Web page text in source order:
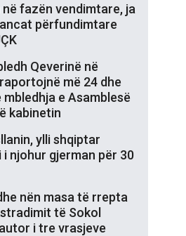
fazën vendimtare, ja
përfundimtare
Qeverinë në
më 24 dhe
e Asamblesë
kabinetin
ylli shqiptar
njohur gjerman për 30
nën masa të rrepta
të Sokol
i tre vrasjeve